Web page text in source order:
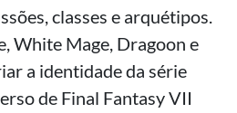
classes e arquétipos.
White Mage, Dragoon e
a identidade da série
de Final Fantasy VII